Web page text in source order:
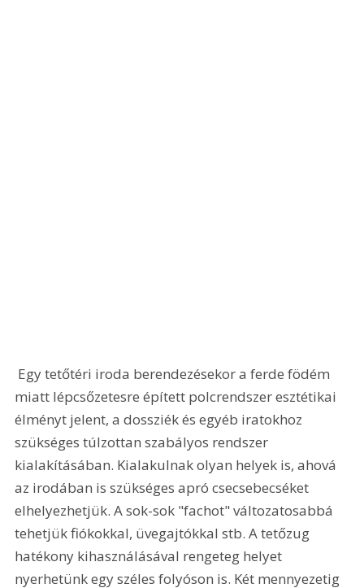
miatt lépcsőzetesre épített polcrendszer esztétikai
élményt jelent, a dossziék és egyéb iratokhoz
szükséges túlzottan szabályos rendszer
kialakításában. Kialakulnak olyan helyek is, ahová
az irodában is szükséges apró csecsebecséket
elhelyezhetjük. A sok-sok "fachot" változatosabbá
tehetjük fiókokkal, üvegajtókkal stb. A tetőzug
hatékony kihasználásával rengeteg helyet
nyerhetünk egy széles folyóson is. Két mennyezetig